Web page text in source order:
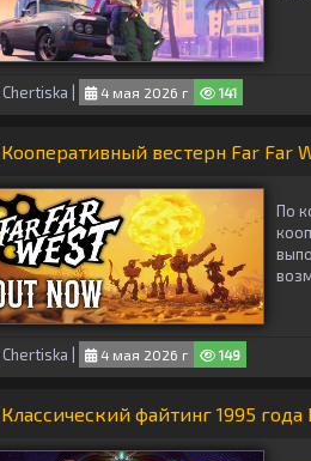
Chertiska 4 мая 2026 г 141
Кооперативный вестерн Far Far
По
Chertiska | 4 мая 2026 г 149
Классический файтинг 1995